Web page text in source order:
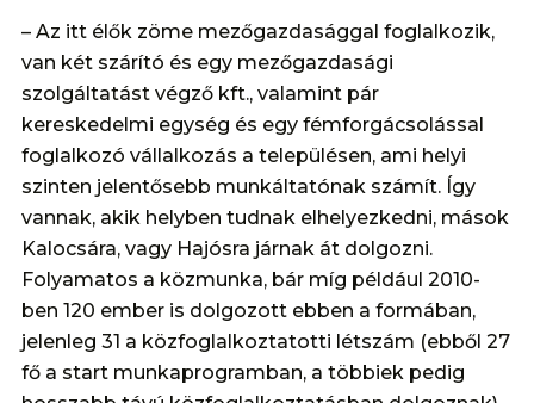
– Az itt élők zöme mezőgazdasággal foglalkozik,
van két szárító és egy mezőgazdasági
szolgáltatást végző kft., valamint pár
kereskedelmi egység és egy fémforgácsolással
foglalkozó vállalkozás a településen, ami helyi
szinten jelentősebb munkáltatónak számít. Így
vannak, akik helyben tudnak elhelyezkedni, mások
Kalocsára, vagy Hajósra járnak át dolgozni.
Folyamatos a közmunka, bár míg például 2010-
ben 120 ember is dolgozott ebben a formában,
jelenleg 31 a közfoglalkoztatotti létszám (ebből 27
fő a start munkaprogramban, a többiek pedig